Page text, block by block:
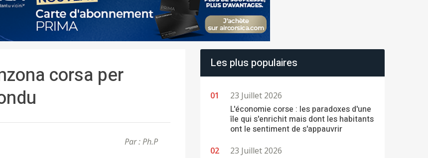
corsa per
Par : Ph.P
Les plus populaires
23 Juillet 2026
L'économie corse : les paradoxes d'une
île qui s'enrichit mais dont les habitants
ont le sentiment de s'appauvrir
23 Juillet 2026